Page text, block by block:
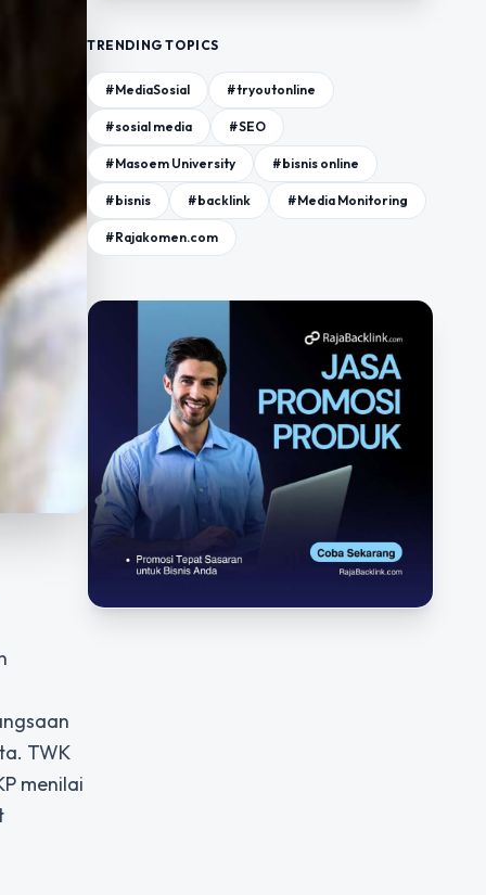
TWK
menilai
TRENDING TOPICS
#MediaSosial #tryoutonline
#sosial media #SEO
#Masoem University #bisnis online
#bisnis #backlink #Media Monitoring
#Rajakomen.com